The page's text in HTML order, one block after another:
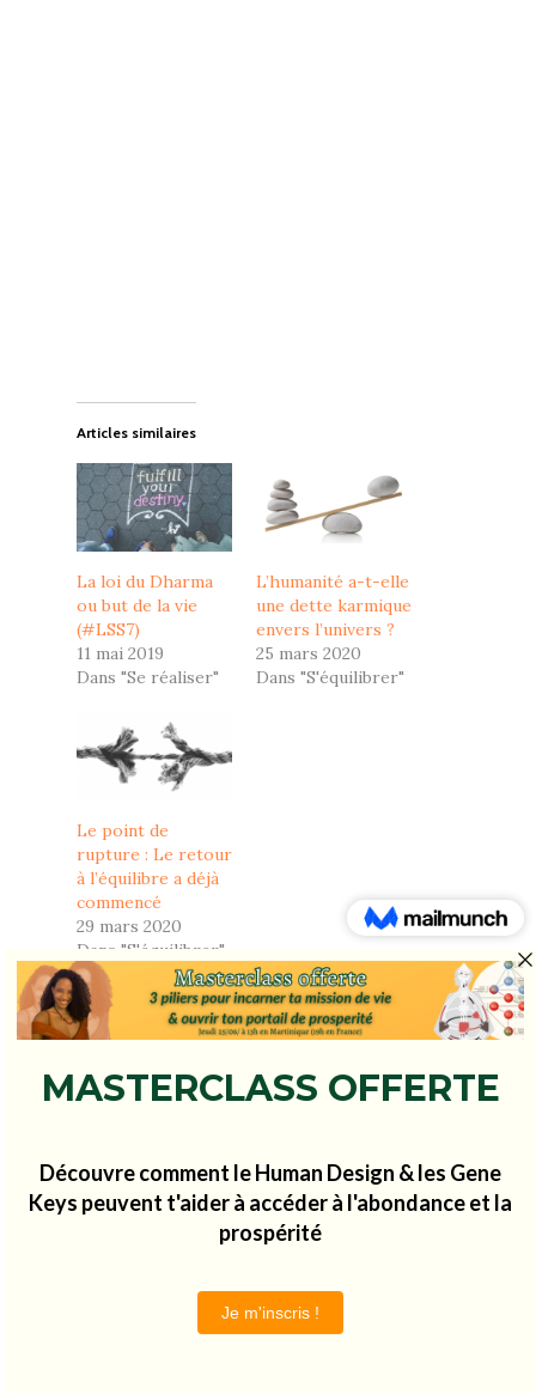
Articles similaires
La loi du Dharma
ou but de la vie
(#LSS7)
11 mai 2019
Dans "Se réaliser"
L’humanité a-t-elle
une dette karmique
envers l’univers ?
25 mars 2020
Dans "S'équilibrer"
Le point de
rupture : Le retour
à l’équilibre a déjà
commencé
29 mars 2020
Dans "S'équilibrer"
Se réaliser